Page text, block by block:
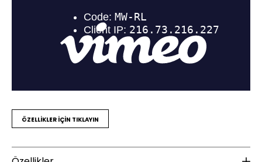
ÖZELLİKLER İÇİN TIKLAYIN